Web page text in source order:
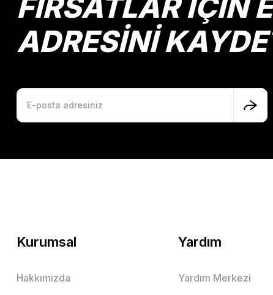
ADRESİNİ
Kurumsal
Hakkımızda
Yardım
Yardım Merkezi